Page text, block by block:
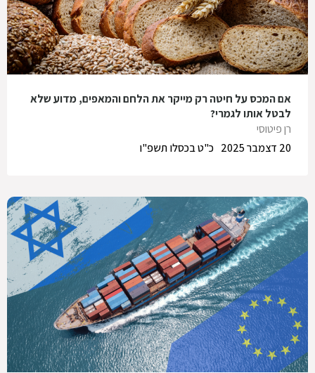
אם המכס על חיטה רק מייקר את הלחם והמאפים, מדוע שלא
לבטל אותו לגמרי?
רן פיטוסי
כ"ט בכסלו תשפ"ו
20 דצמבר 2025